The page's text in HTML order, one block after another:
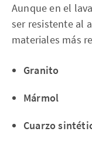
Aunque en el
ser resistente al
materiales más
Granito
Mármol
Cuarzo